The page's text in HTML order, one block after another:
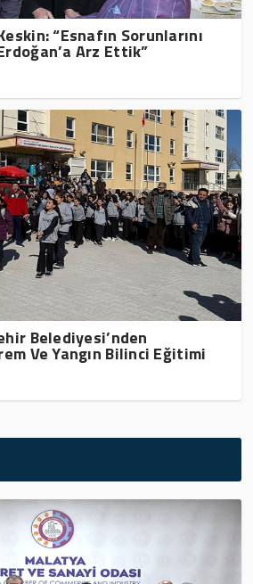
“Esnafın Sorunlarını
Arz Ettik”
Belediyesi’nden
Ve Yangın Bilinci Eğitimi